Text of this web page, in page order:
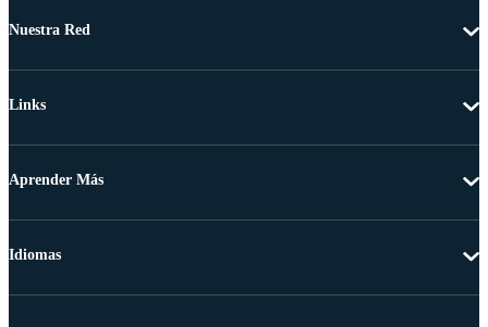
Nuestra Red
Links
Aprender Más
Idiomas